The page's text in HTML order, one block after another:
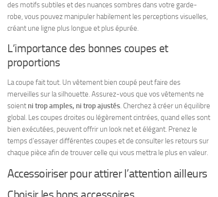
des motifs subtiles et des nuances sombres dans votre garde-
robe, vous pouvez manipuler habilement les perceptions visuelles,
créant une ligne plus longue et plus épurée.
L’importance des bonnes coupes et
proportions
La coupe fait tout. Un vêtement bien coupé peut faire des
merveilles sur la silhouette. Assurez-vous que vos vêtements ne
soient ni trop amples, ni trop ajustés. Cherchez à créer un équilibre
global. Les coupes droites ou légèrement cintrées, quand elles sont
bien exécutées, peuvent offrir un look net et élégant. Prenez le
temps d’essayer différentes coupes et de consulter les retours sur
chaque pièce afin de trouvercelle qui vous mettra le plus en valeur.
Accessoiriser pour attirer l’attention ailleurs